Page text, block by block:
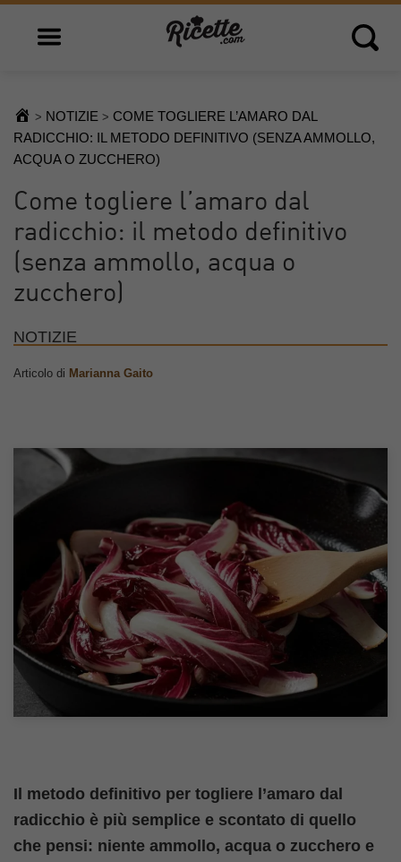
Open main menu Open
> NOTIZIE > COME TOGLIERE L’AMARO DAL
RADICCHIO: IL METODO DEFINITIVO (SENZA AMMOLLO,
ACQUA O ZUCCHERO)
Come togliere l’amaro dal
radicchio: il metodo definitivo
(senza ammollo, acqua o
zucchero)
NOTIZIE
Articolo di Marianna Gaito
Il metodo definitivo per togliere l’amaro dal
radicchio è più semplice e scontato di quello
che pensi: niente ammollo, acqua o zucchero e